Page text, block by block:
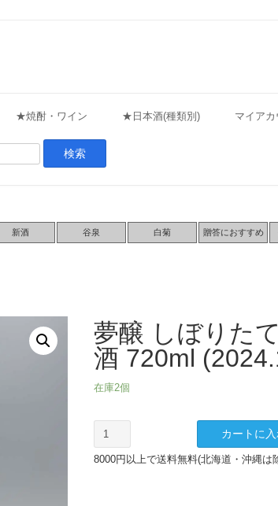
★焼酎・ワイン ★日本酒(種類別) マイアカ
新酒 谷泉 白菊 贈答におすすめ
夢醸 しぼりた
酒 720ml
在庫2個
醸
し
カートに入
8000円以上で送料無料(北海道・沖縄は